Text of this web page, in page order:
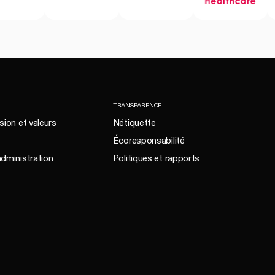
et valeurs
TRANSPARENCE
Nétiquette
Écoresponsabilité
Politiques et rapports